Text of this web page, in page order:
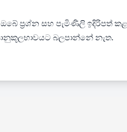
ප්‍රශ්න සහ පැමිණිලි ඉදිරිපත්
බලපාන්නේ නැත.